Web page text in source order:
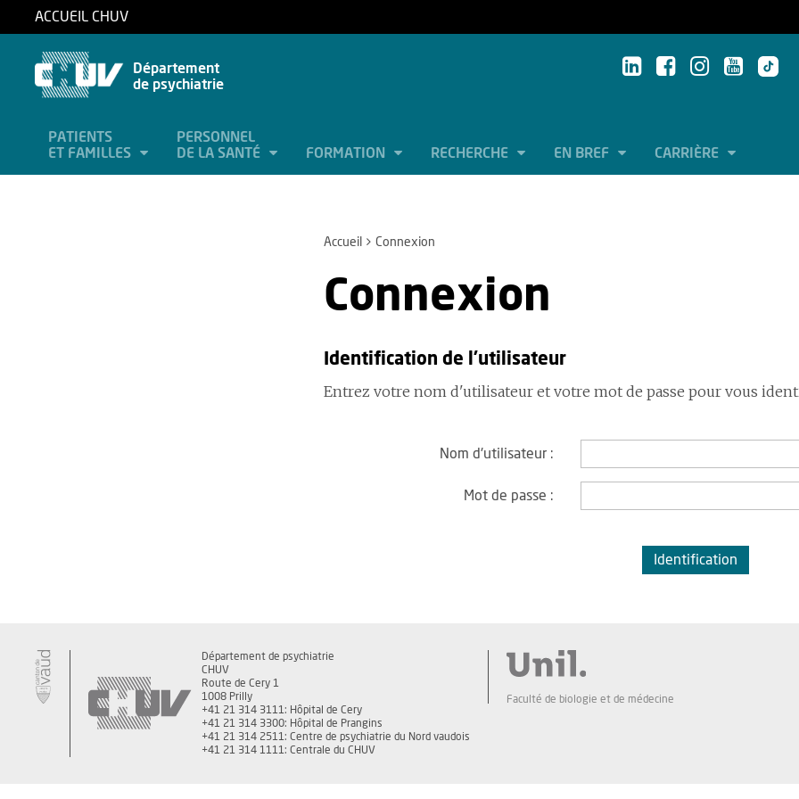
ACCUEIL CHUV
Département
de psychiatrie
PATIENTS
ET FAMILLES
PERSONNEL
DE LA SANTÉ
FORMATION RECHERCHE EN BREF CARRIÈRE
Accueil Connexion
Connexion
Identification de l'utilisateur
Entrez votre nom d'utilisateur et votre mot de passe pour vous
Nom d'utilisateur :
Mot de passe :
Département de psychiatrie
CHUV
Route de Cery 1
1008 Prilly
+41 21 314 3111: Hôpital de Cery
+41 21 314 3300: Hôpital de Prangins
+41 21 314 2511: Centre de psychiatrie du Nord vaudois
+41 21 314 1111: Centrale du CHUV
Faculté de biologie et de médecine